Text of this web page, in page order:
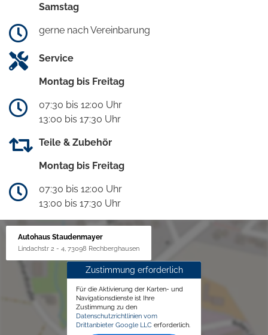
Samstag
gerne nach Vereinbarung
Service
Montag bis Freitag
07:30 bis 12:00 Uhr
13:00 bis 17:30 Uhr
Teile & Zubehör
Montag bis Freitag
07:30 bis 12:00 Uhr
13:00 bis 17:30 Uhr
Autohaus Staudenmayer
Lindachstr 2 - 4, 73098 Rechberghausen
Zustimmung erforderlich
Für die Aktivierung der Karten- und
Navigationsdienste ist Ihre
Zustimmung zu den
Datenschutzrichtlinien vom
Drittanbieter Google LLC erforderlich.